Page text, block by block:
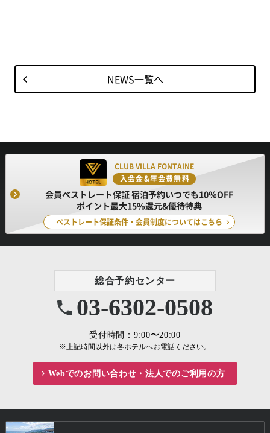
NEWS一覧へ
CLUB VILLA FONTAINE
入会金&年会費無料
会員ベストレート保証 宿泊予約いつでも10%OFF
ポイント最大15%還元&優待特典
ベストレート保証条件・会員制度についてはこちら
総合予約センター
03-6302-0508
受付時間：9:00〜20:00
※上記時間以外は各ホテルへお電話ください。
Webでのお問い合わせ・法人でのご利用の方